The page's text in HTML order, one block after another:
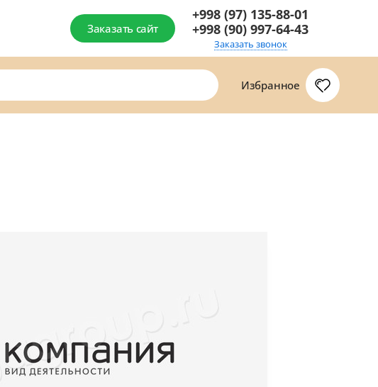
Заказать сайт
+998 (97) 135-88-01
+998 (90) 997-64-43
Заказать звонок
Избранное